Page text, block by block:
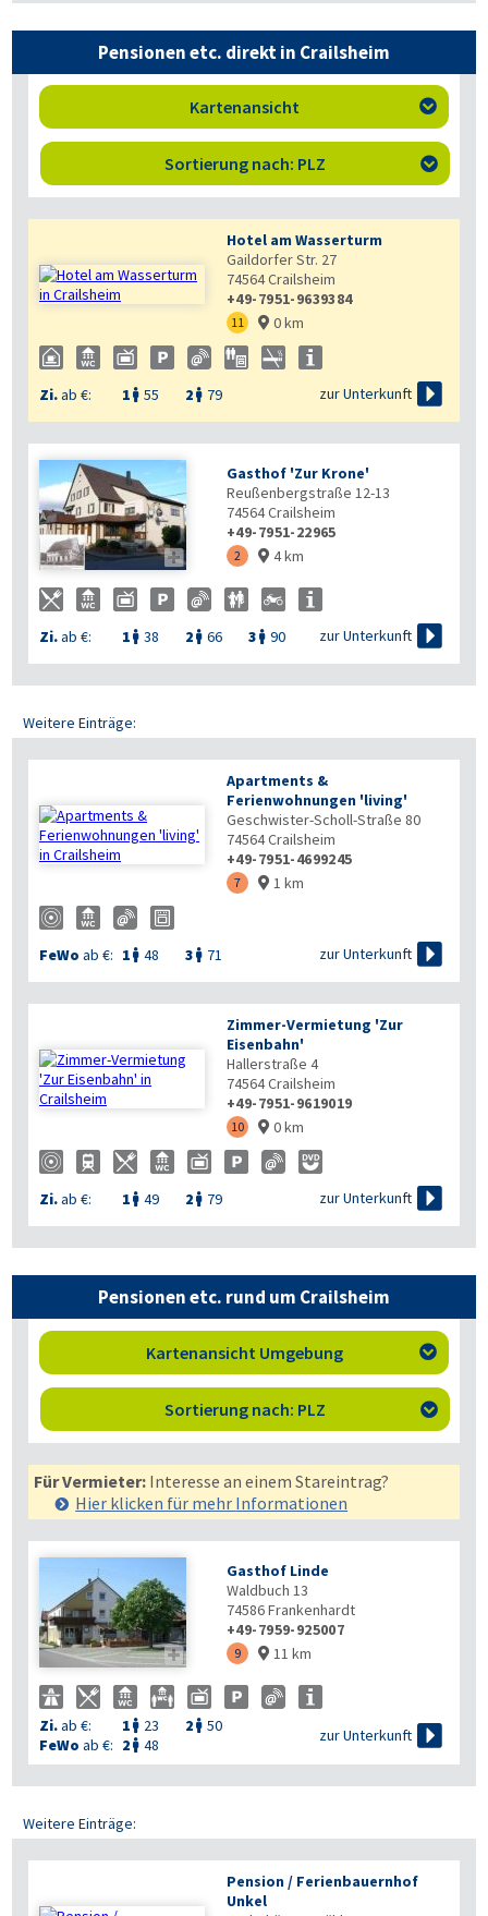
Pensionen etc. direkt in Crailsheim
Kartenansicht 
Sortierung nach: PLZ 
Hotel am Wasserturm
Gaildorfer Str. 27
74564Crailsheim
+49-7951-9639384
11  0 km
Zi.ab €: 1  55 2  79 zur Unterkunft 

Gasthof 'Zur Krone'
Reußenbergstraße 12-13
74564Crailsheim
+49-7951-22965
2  4 km
Zi.ab €: 1  38 2  66 3  90 zur Unterkunft 
Weitere Einträge:
Apartments &
Ferienwohnungen 'living'
Geschwister-Scholl-Straße 80
74564Crailsheim
+49-7951-4699245
7  1 km
FeWo ab €: 1  48 3  71 zur Unterkunft 
Zimmer-Vermietung 'Zur
Eisenbahn'
Hallerstraße 4
74564Crailsheim
+49-7951-9619019
10  0 km
Zi.ab €: 1  49 2  79 zur Unterkunft 
Pensionen etc. rund um Crailsheim
Kartenansicht Umgebung 
Sortierung nach: PLZ 
Für Vermieter: Interesse an einem Stareintrag?
Hier klicken für mehr Informationen

Gasthof Linde
Waldbuch 13
74586Frankenhardt
+49-7959-925007
9  11 km
Zi.ab €: 1  23 2  50
FeWo ab €: 2  48
zur Unterkunft 
Weitere Einträge:
Pension / Ferienbauernhof
Unkel